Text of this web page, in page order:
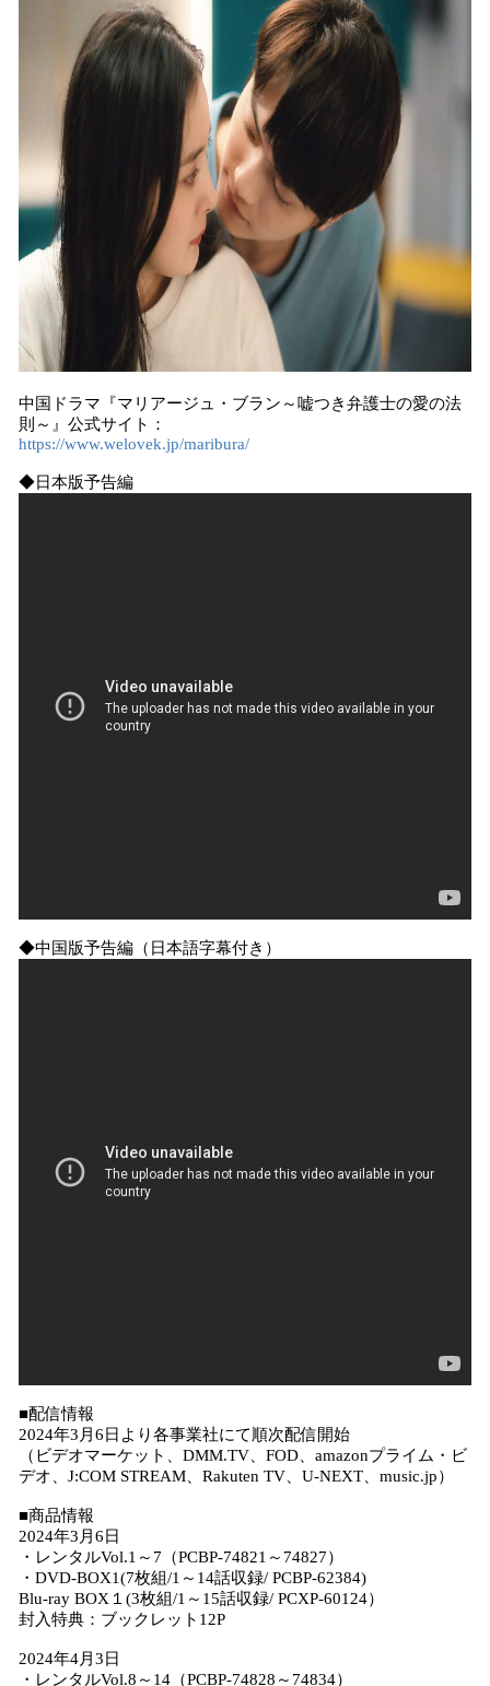
中国ドラマ『マリアージュ・ブラン～嘘つき弁護士の愛の法
則～』公式サイト：
https://www.welovek.jp/maribura/
◆日本版予告編
◆中国版予告編（日本語字幕付き）
■配信情報
2024年3月6日より各事業社にて順次配信開始
（ビデオマーケット、DMM.TV、FOD、amazonプライム・ビ
デオ、J:COM STREAM、Rakuten TV、U-NEXT、music.jp）
■商品情報
2024年3月6日
・レンタルVol.1～7（PCBP-74821～74827）
・DVD-BOX1(7枚組/1～14話収録/ PCBP-62384)
Blu-ray BOX１(3枚組/1～15話収録/ PCXP-60124）
封入特典：ブックレット12P
2024年4月3日
・レンタルVol.8～14（PCBP-74828～74834）